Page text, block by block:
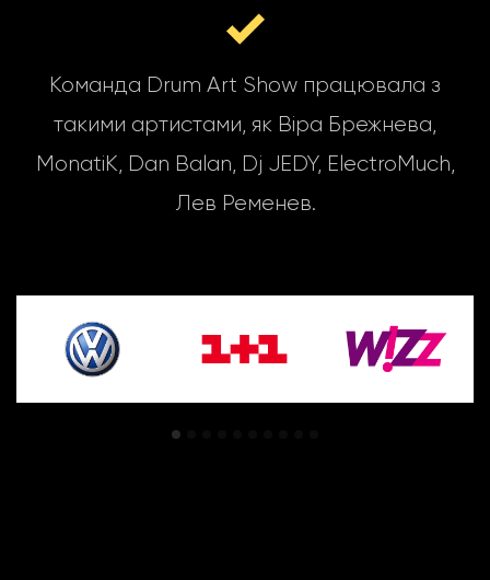
Команда Drum Art Show працювала з
такими артистами, як Віра Брежнева,
MonatiK, Dan Balan, Dj JEDY, ElectroMuch,
Лев Ременев.